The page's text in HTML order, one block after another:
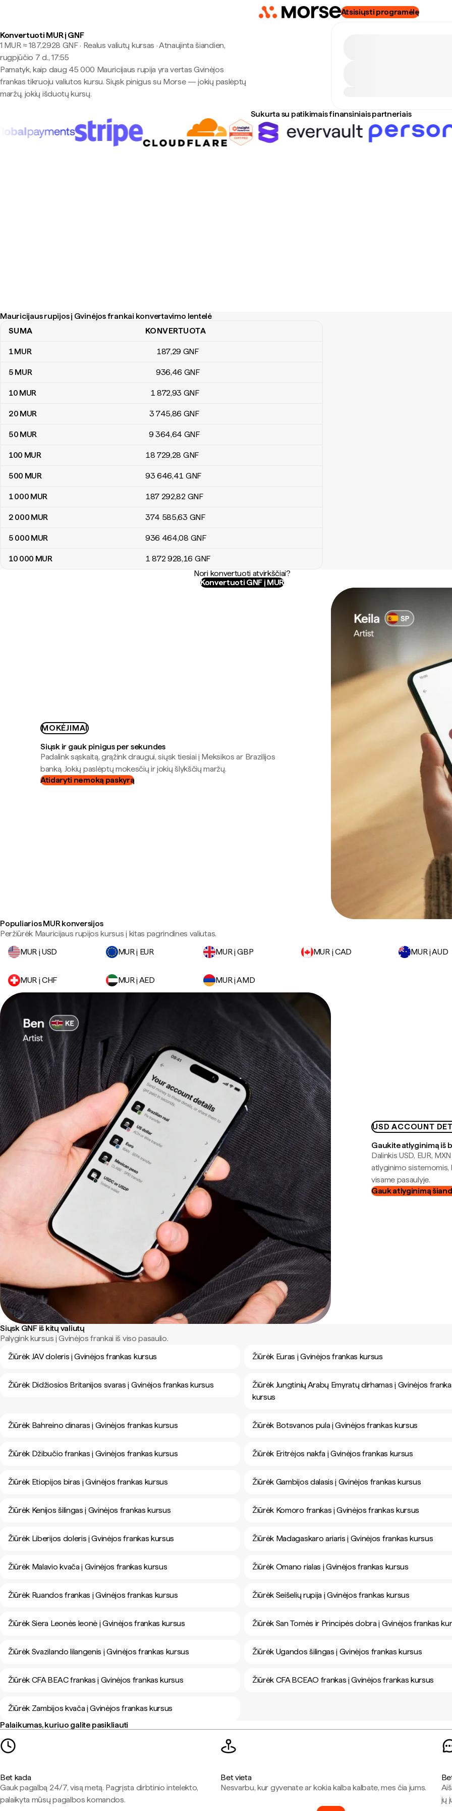
Atsisiųsti programėlę
Konvertuoti MUR į GNF
1 MUR ≈ 187,2928 GNF · Realus valiutų kursas ·Atnaujinta šiandien,
rugpjūčio 7 d., 17:55
Pamatyk, kaip daug 45 000 Mauricijaus rupija yra vertas Gvinėjos
frankas tikruoju valiutos kursu. Siųsk pinigus su Morse — jokių paslėptų
maržų, jokių išduotų kursų.
Sukurta su patikimais finansiniais partneriais
Mauricijaus rupijos į Gvinėjos frankai konvertavimo lentelė
Mauricijaus rupijos į Gvinėjos frankai konvertavimo lentelė
SUMA KONVERTUOTA
1MUR 187,29 GNF
5 MUR 936,46 GNF
10 MUR 1 872,93 GNF
20 MUR 3 745,86 GNF
50 MUR 9 364,64 GNF
100 MUR 18 729,28 GNF
500 MUR 93 646,41 GNF
1 000 MUR 187 292,82 GNF
2 000 MUR 374 585,63 GNF
5 000 MUR 936 464,08 GNF
10 000 MUR 1 872 928,16 GNF
Nori konvertuoti atvirkščiai?
Konvertuoti GNF į MUR
MOKĖJIMAI
Siųsk ir gauk pinigus per sekundes
Padalink sąskaitą, grąžink draugui, siųsk tiesiai į Meksikos ar Brazilijos
banką. Jokių paslėptų mokesčių ir jokių šlykščių maržų.
Atidaryti nemoką paskyrą
Populiarios MUR konversijos
Peržiūrėk Mauricijaus rupijos kursus į kitas pagrindines valiutas.
MUR į USD
MUR į EUR MUR į GBP MUR į CAD MUR į AUD
MUR į CHF MUR į AED MUR į AMD
USD ACCOUNT
Gaukite atlyginimą iš
Dalinkis USD, EUR,
atlyginimo
visame pasaulyje.
Gauk atlyginimą
Siųsk GNF iš kitų valiutų
Palygink kursus į Gvinėjos frankai iš viso pasaulio.
Žiūrėk JAV doleris į Gvinėjos frankas kursus
Žiūrėk Euras į Gvinėjos frankas kursus
Žiūrėk Didžiosios Britanijos svaras į Gvinėjos frankas kursus
Žiūrėk Jungtinių Arabų Emyratų dirhamas į Gvinėjos
kursus
Žiūrėk Bahreino dinaras į Gvinėjos frankas kursus Žiūrėk Botsvanos pula į Gvinėjos frankas kursus
Žiūrėk Džibučio frankas į Gvinėjos frankas kursus Žiūrėk Eritrėjos nakfa į Gvinėjos frankas kursus
Žiūrėk Etiopijos biras į Gvinėjos frankas kursus Žiūrėk Gambijos dalasis į Gvinėjos frankas kursus
Žiūrėk Kenijos šilingas į Gvinėjos frankas kursus Žiūrėk Komoro frankas į Gvinėjos frankas kursus
Žiūrėk Liberijos doleris į Gvinėjos frankas kursus Žiūrėk Madagaskaro ariaris į Gvinėjos frankas kursus
Žiūrėk Malavio kvača į Gvinėjos frankas kursus Žiūrėk Omano rialas į Gvinėjos frankas kursus
Žiūrėk Ruandos frankas į Gvinėjos frankas kursus Žiūrėk Seišelių rupija į Gvinėjos frankas kursus
Žiūrėk Siera Leonės leonė į Gvinėjos frankas kursus Žiūrėk San Tomės ir Principės dobra į Gvinėjos frankas
Žiūrėk Svazilando lilangenis į Gvinėjos frankas kursus Žiūrėk Ugandos šilingas į Gvinėjos frankas kursus
Žiūrėk CFA BEAC frankas į Gvinėjos frankas kursus Žiūrėk CFA BCEAO frankas į Gvinėjos frankas kursus
Žiūrėk Zambijos kvača į Gvinėjos frankas kursus
Palaikumas, kuriuo galite pasikliauti
Bet kada
Gauk pagalbą 24/7, visą metą. Pagrįsta dirbtinio intelekto,
palaikyta mūsų pagalbos komandos.
Bet vieta
Nesvarbu, kur gyvenate ar kokia kalba kalbate, mes čia jums.
jų